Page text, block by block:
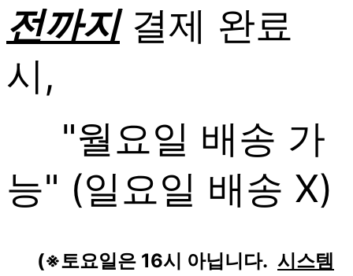
전까지결제 완료
시,
"월요일 배송 가
능" (일요일 배송 X)
(※토요일은 16시 아닙니다. 시스템